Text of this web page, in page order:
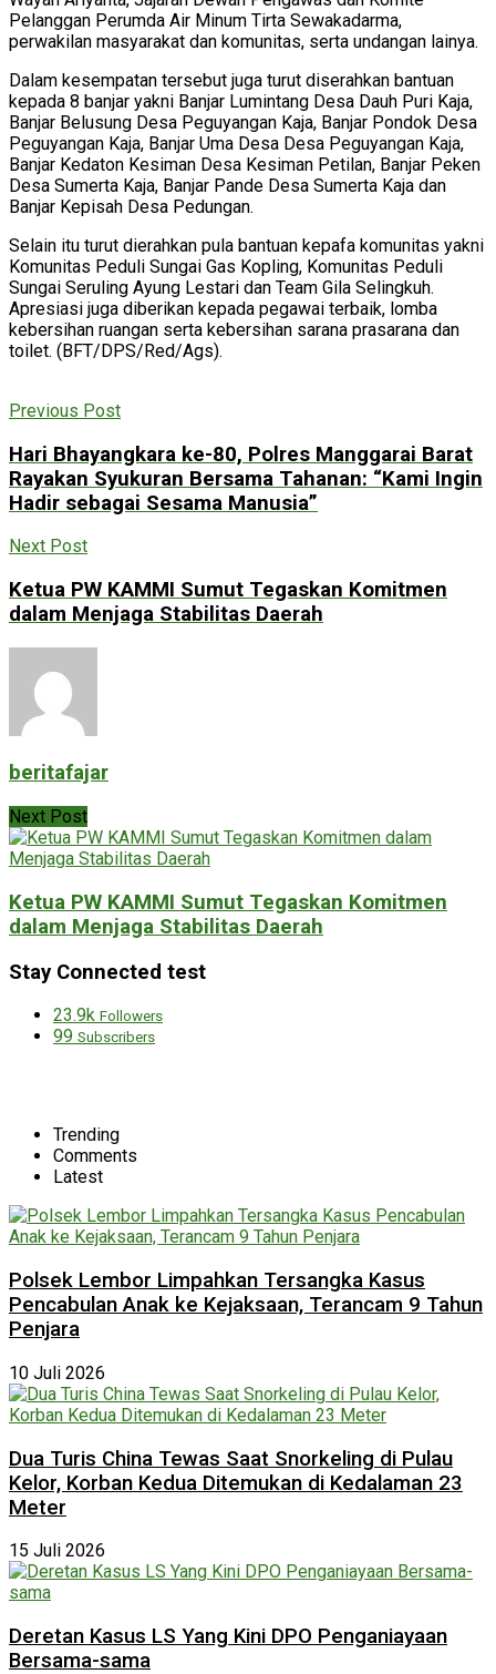
Pelanggan Perumda Air Minum Tirta Sewakadarma,
perwakilan masyarakat dan komunitas, serta undangan lainya.
Dalam kesempatan tersebut juga turut diserahkan bantuan
kepada 8 banjar yakni Banjar Lumintang Desa Dauh Puri Kaja,
Banjar Belusung Desa Peguyangan Kaja, Banjar Pondok Desa
Peguyangan Kaja, Banjar Uma Desa Desa Peguyangan Kaja,
Banjar Kedaton Kesiman Desa Kesiman Petilan, Banjar Peken
Desa Sumerta Kaja, Banjar Pande Desa Sumerta Kaja dan
Banjar Kepisah Desa Pedungan.
Selain itu turut dierahkan pula bantuan kepafa komunitas yakni
Komunitas Peduli Sungai Gas Kopling, Komunitas Peduli
Sungai Seruling Ayung Lestari dan Team Gila Selingkuh.
Apresiasi juga diberikan kepada pegawai terbaik, lomba
kebersihan ruangan serta kebersihan sarana prasarana dan
toilet. (BFT/DPS/Red/Ags).
Previous Post
Hari Bhayangkara ke-80, Polres Manggarai Barat
Rayakan Syukuran Bersama Tahanan: “Kami Ingin
Hadir sebagai Sesama Manusia”
Next Post
Ketua PW KAMMI Sumut Tegaskan Komitmen
dalam Menjaga Stabilitas Daerah
beritafajar
Next Post
Ketua PW KAMMI Sumut Tegaskan Komitmen
dalam Menjaga Stabilitas Daerah
Stay Connected test
23.9k Followers
99 Subscribers
Trending
Comments
Latest
Polsek Lembor Limpahkan Tersangka Kasus
Pencabulan Anak ke Kejaksaan, Terancam 9 Tahun
Penjara
10 Juli 2026
Dua Turis China Tewas Saat Snorkeling di Pulau
Kelor, Korban Kedua Ditemukan di Kedalaman 23
Meter
15 Juli 2026
Deretan Kasus LS Yang Kini DPO Penganiayaan
Bersama-sama